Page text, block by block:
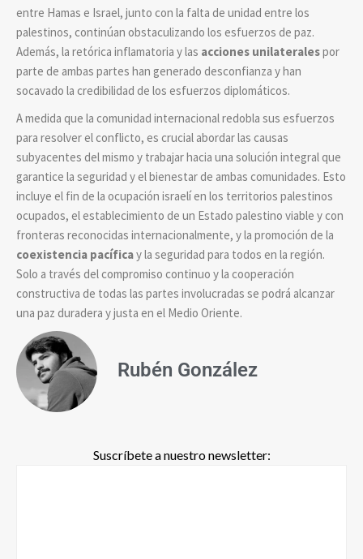
entre Hamas e Israel, junto con la falta de unidad entre los
palestinos, continúan obstaculizando los esfuerzos de paz.
Además, la retórica inflamatoria y las acciones unilateralespor
parte de ambas partes han generado desconfianza y han
socavado la credibilidad de los esfuerzos diplomáticos.
A medida que la comunidad internacional redobla sus esfuerzos
para resolver el conflicto, es crucial abordar las causas
subyacentes del mismo y trabajar hacia una solución integral que
garantice la seguridad y el bienestar de ambas comunidades. Esto
incluye el fin de la ocupación israelí en los territorios palestinos
ocupados, el establecimiento de un Estado palestino viable y con
fronteras reconocidas internacionalmente, y la promoción de la
coexistencia pacíficay la seguridad para todos en la región.
Solo a través del compromiso continuo y la cooperación
constructiva de todas las partes involucradas se podrá alcanzar
una paz duradera y justa en el Medio Oriente.
Rubén González
Suscríbete a nuestro newsletter: